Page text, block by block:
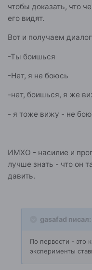
чтобы доказать, что
его видят.
Вот и получаем
-Ты боишься
-Нет, я не боюсь
-нет, боишься, я же
- я тоже вижу - не
ИМХО - насилие и
лучше знать - что он
давить.
gasafad писал:
По первости - это
эксперименты